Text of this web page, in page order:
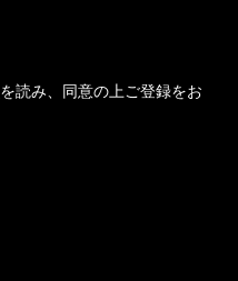
を読み、同意の上ご登録をお